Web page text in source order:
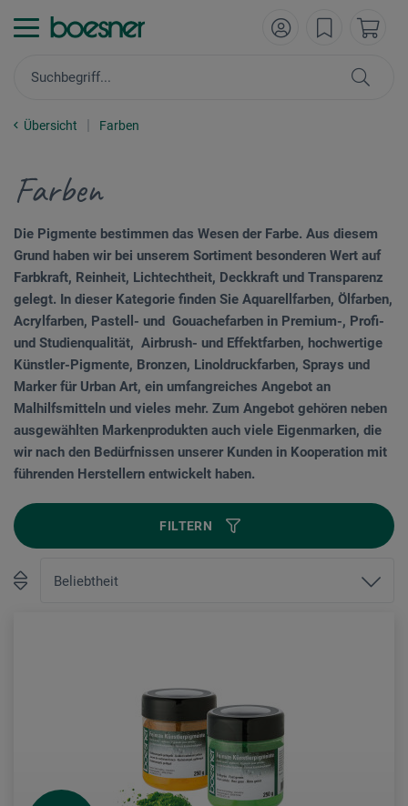
Übersicht Farben
Farben
Die Pigmente bestimmen das Wesen der Farbe. Aus diesem
Grund haben wir bei unserem Sortiment besonderen Wert auf
Farbkraft, Reinheit, Lichtechtheit, Deckkraft und Transparenz
gelegt. In dieser Kategorie finden Sie Aquarellfarben, Ölfarben,
Acrylfarben, Pastell- und Gouachefarben in Premium-, Profi-
und Studienqualität, Airbrush- und Effektfarben, hochwertige
Künstler-Pigmente, Bronzen, Linoldruckfarben, Sprays und
Marker für Urban Art, ein umfangreiches Angebot an
Malhilfsmitteln und vieles mehr. Zum Angebot gehören neben
ausgewählten Markenprodukten auch viele Eigenmarken, die
wir nach den Bedürfnissen unserer Kunden in Kooperation mit
führenden Herstellern entwickelt haben.
FILTERN